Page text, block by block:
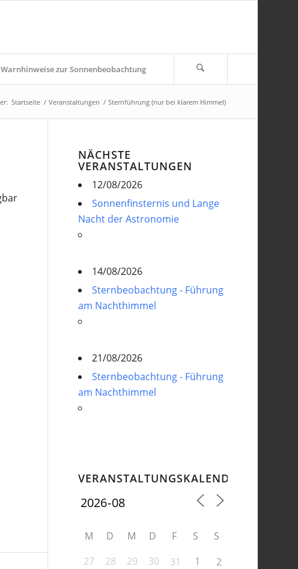
Warnhinweise zur Sonnenbeobachtung
Startseite / Veranstaltungen / Sternführung (nur bei klarem Himmel)
NÄCHSTE
VERANSTALTUNGEN
12/08/2026
Sonnenfinsternis und Lange
Nacht der Astronomie
14/08/2026
Sternbeobachtung - Führung
am Nachthimmel
21/08/2026
Sternbeobachtung - Führung
am Nachthimmel
VERANSTALTUNGSKALENDER
M D M D F S
S
27
28 29 30 31 1
2